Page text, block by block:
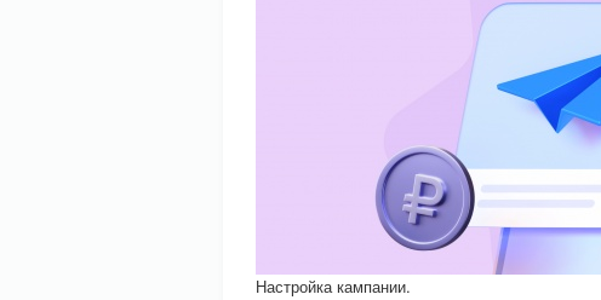
Настройка кампании.